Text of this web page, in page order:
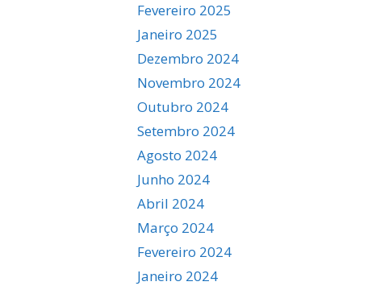
Fevereiro 2025
Janeiro 2025
Dezembro 2024
Novembro 2024
Outubro 2024
Setembro 2024
Agosto 2024
Junho 2024
Abril 2024
Março 2024
Fevereiro 2024
Janeiro 2024